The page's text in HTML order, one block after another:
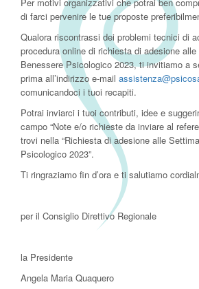
di farci pervenire le tue proposte
Qualora riscontrassi dei problemi tecnici di
procedura online di richiesta di adesione
Benessere Psicologico 2023, ti invitiamo a
prima all’indirizzo e-mail assistenza@
comunicandoci i tuoi recapiti.
Potrai inviarci i tuoi contributi, idee e
campo “Note e/o richieste da inviare al
trovi nella “Richiesta di adesione alle
Psicologico 2023”.
Ti ringraziamo fin d’ora e ti salutiamo
per il Consiglio Direttivo Regionale
la Presidente
Angela Maria Quaquero